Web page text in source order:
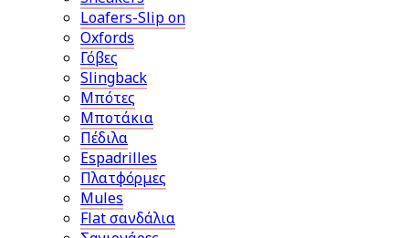
Loafers-Slip on
Oxfords
Γόβες
Slingback
Μπότες
Μποτάκια
Πέδιλα
Espadrilles
Πλατφόρμες
Mules
Flat σανδάλια